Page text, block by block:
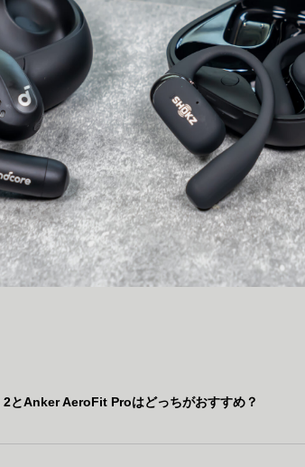
とAnker AeroFit Proはどっちがおすすめ？